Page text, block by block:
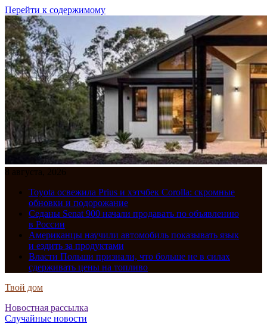
Перейти к содержимому
8 августа, 2026
Toyota освежила Prius и хэтчбек Corolla: скромные
обновки и подорожание
Седаны Senat 900 начали продавать по объявлению
в России
Американцы научили автомобиль показывать язык
и ездить за продуктами
Власти Польши признали, что больше не в силах
сдерживать цены на топливо
Твой дом
Новостная рассылка
Случайные новости